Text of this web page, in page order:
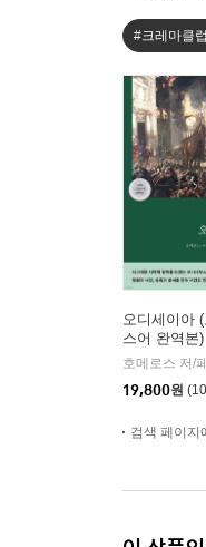
#크레마클
오디세이아
스어 완역본)
19,800원
검색 페이지